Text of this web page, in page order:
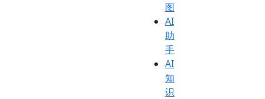
图
AI
助
手
AI
知
识